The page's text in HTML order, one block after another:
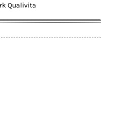
Qualivita